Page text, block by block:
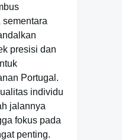
sementara
presisi dan
Portugal.
individu
jalannya
fokus pada
penting.